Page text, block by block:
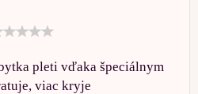
pleti vďaka špeciálnym
viac kryje